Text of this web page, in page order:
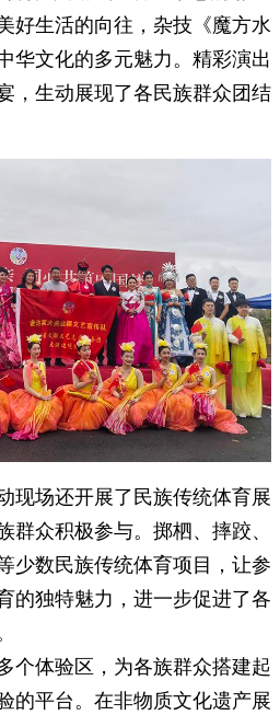
好生活的向往，杂技《魔方水
华文化的多元魅力。精彩演出
，生动展现了各民族群众团结
现场还开展了民族传统体育展
众积极参与。掷柶、摔跤、
少数民族传统体育项目，让参
的独特魅力，进一步促进了各
个体验区，为各族群众搭建起
的平台。在非物质文化遗产展